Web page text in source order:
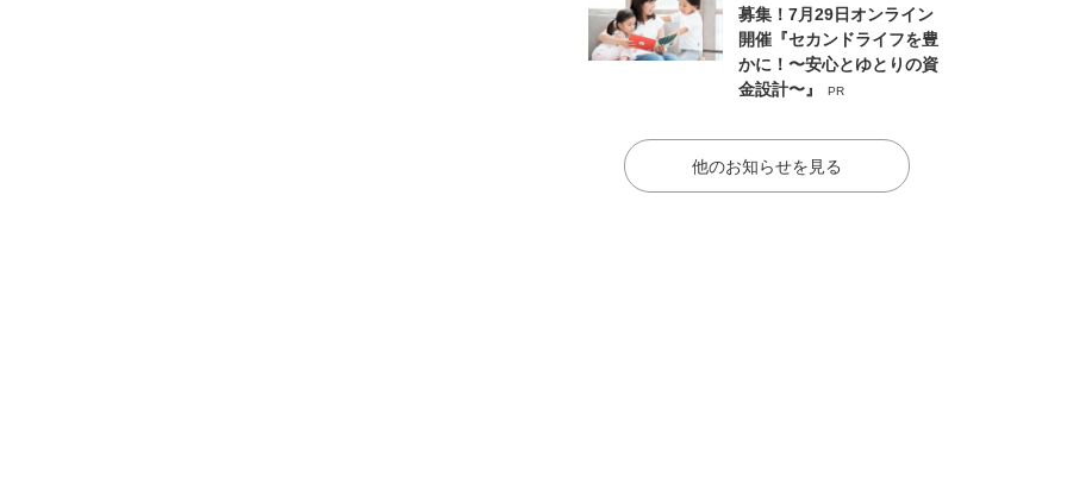
募集！7月29日オンライン
開催『セカンドライフを豊
かに！〜安心とゆとりの資
金設計〜』
PR
他のお知らせを見る